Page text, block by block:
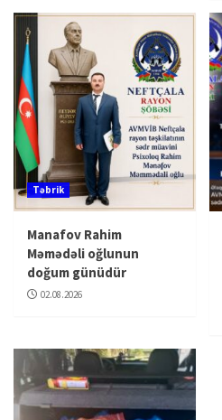
Təbrik
Manafov Rahim
Məmədəli oğlunun
doğum günüdür
02.08.2026